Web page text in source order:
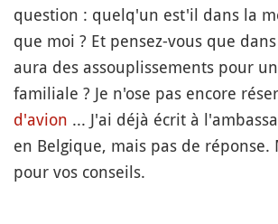
question : quelq'un est'il dans la
que moi ? Et pensez-vous que
aura des assouplissements pour
familiale ? Je n'ose pas encore
d'avion ... J'ai déjà écrit à
en Belgique, mais pas de réponse.
pour vos conseils.